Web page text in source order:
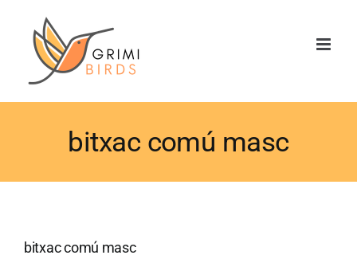
contenido
bitxac comú masc
bitxac comú masc